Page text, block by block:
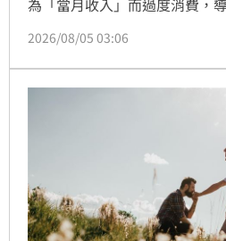
為「當月收入」而過度消費，
到退休金後應落實資金分配，
金。此外，退休金申領手續繁
款項撥付亦需等待審核期。專
清保險保障與各項支出規劃，
管理，才能避免財務調度失靈
虞，別讓入帳的安心感成為下
2026/08/05 03:06